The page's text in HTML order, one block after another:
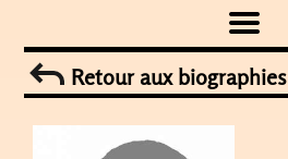
to
contentRetour aux biographies